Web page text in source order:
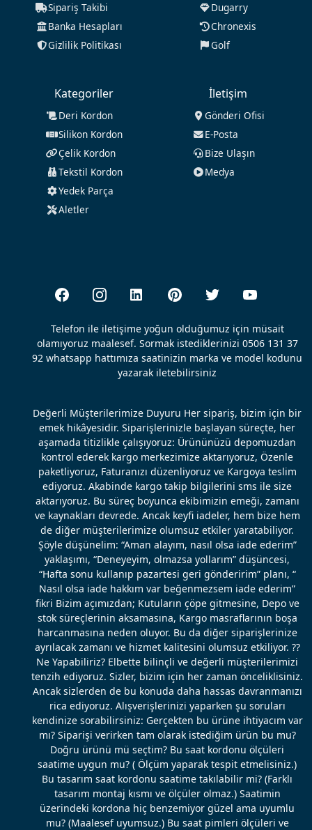
Sipariş Takibi
Banka Hesapları
Gizlilik Politikası
Dugarry
Chronexis
Golf
Kategoriler
Deri Kordon
Silikon Kordon
Çelik Kordon
Tekstil Kordon
Yedek Parça
Aletler
İletişim
Gönderi Ofisi
E-Posta
Bize Ulaşın
Medya
Telefon ile iletişime yoğun olduğumuz için müsait
olamıyoruz maalesef. Sormak istediklerinizi 0506 131 37
92 whatsapp hattımıza saatinizin marka ve model kodunu
yazarak iletebilirsiniz
Değerli Müşterilerimize Duyuru Her sipariş, bizim için bir
emek hikâyesidir. Siparişlerinizle başlayan süreçte, her
aşamada titizlikle çalışıyoruz: Ürününüzü depomuzdan
kontrol ederek kargo merkezimize aktarıyoruz, Özenle
paketliyoruz, Faturanızı düzenliyoruz ve Kargoya teslim
ediyoruz. Akabinde kargo takip bilgilerini sms ile size
aktarıyoruz. Bu süreç boyunca ekibimizin emeği, zamanı
ve kaynakları devrede. Ancak keyfi iadeler, hem bize hem
de diğer müşterilerimize olumsuz etkiler yaratabiliyor.
Şöyle düşünelim: “Aman alayım, nasıl olsa iade ederim”
yaklaşımı, “Deneyeyim, olmazsa yollarım” düşüncesi,
“Hafta sonu kullanıp pazartesi geri gönderirim” planı, “
Nasıl olsa iade hakkım var beğenmezsem iade ederim”
fikri Bizim açımızdan; Kutuların çöpe gitmesine, Depo ve
stok süreçlerinin aksamasına, Kargo masraflarının boşa
harcanmasına neden oluyor. Bu da diğer siparişlerinize
ayrılacak zamanı ve hizmet kalitesini olumsuz etkiliyor. ??
Ne Yapabiliriz? Elbette bilinçli ve değerli müşterilerimizi
tenzih ediyoruz. Sizler, bizim için her zaman önceliklisiniz.
Ancak sizlerden de bu konuda daha hassas davranmanızı
rica ediyoruz. Alışverişlerinizi yaparken şu soruları
kendinize sorabilirsiniz: Gerçekten bu ürüne ihtiyacım var
mı? Siparişi verirken tam olarak istediğim ürün bu mu?
Doğru ürünü mü seçtim? Bu saat kordonu ölçüleri
saatime uygun mu? ( Ölçüm yaparak tespit etmelisiniz.)
Bu tasarım saat kordonu saatime takılabilir mi? (Farklı
tasarım montaj kısmı ve ölçüler olmaz.) Saatimin
üzerindeki kordona hiç benzemiyor güzel ama uyumlu
mu? (Maalesef uyumsuz.) Bu saat pimleri ölçüleri ve